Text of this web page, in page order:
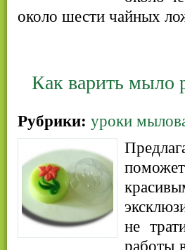
около шести чайных
Как варить мыло
Рубрики: уроки
не
работы